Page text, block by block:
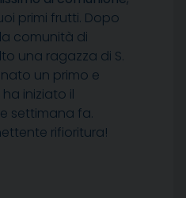
primi frutti. Dopo
comunità di
una ragazza di S.
un primo e
iniziato il
settimana fa.
rifioritura!